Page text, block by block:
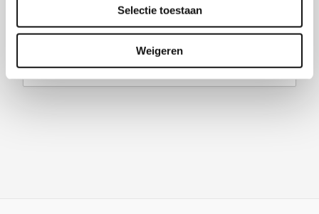
Selectie toestaan
Weigeren
€15.45 + 5.33% Year-End Bonus
View vacancy